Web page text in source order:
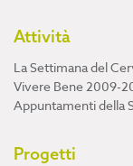
Attività
La Settimana del
Vivere Bene 2009-
Appuntamenti della
Progetti